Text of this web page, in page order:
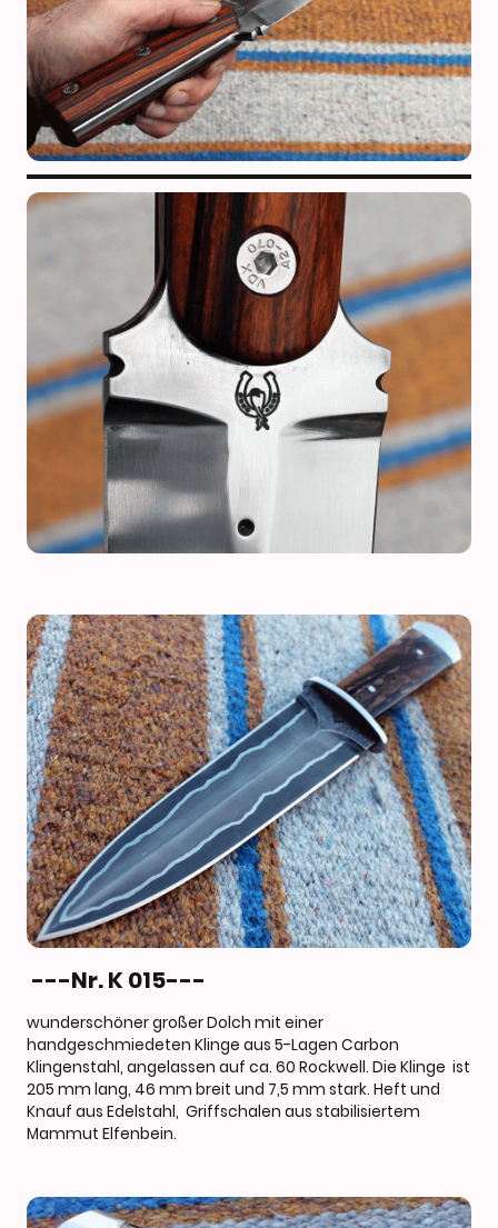
---Nr. K 015---
wunderschöner großer Dolch mit einer
handgeschmiedeten Klinge aus 5-Lagen Carbon
Klingenstahl, angelassen auf ca. 60 Rockwell. Die Klinge ist
205 mm lang, 46 mm breit und 7,5 mm stark. Heft und
Knauf aus Edelstahl, Griffschalen aus stabilisiertem
Mammut Elfenbein.